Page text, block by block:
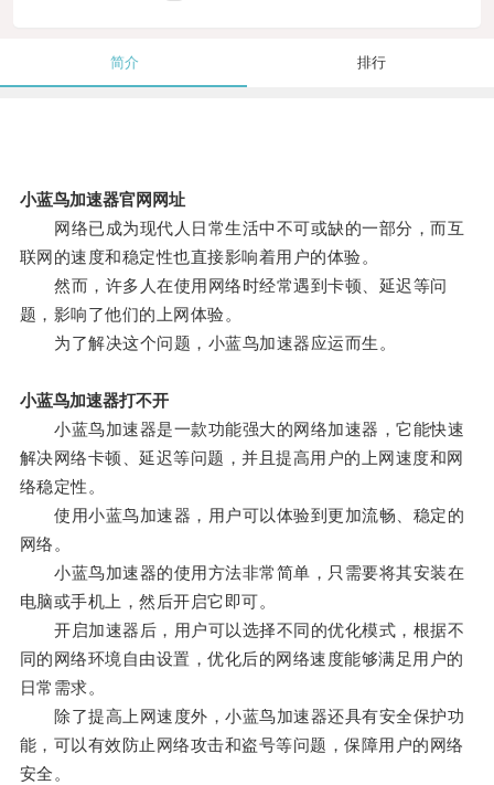
简介 排行
小蓝鸟加速器官网网址
网络已成为现代人日常生活中不可或缺的一部分，而互
联网的速度和稳定性也直接影响着用户的体验。
然而，许多人在使用网络时经常遇到卡顿、延迟等问
题，影响了他们的上网体验。
为了解决这个问题，小蓝鸟加速器应运而生。
小蓝鸟加速器打不开
小蓝鸟加速器是一款功能强大的网络加速器，它能快速
解决网络卡顿、延迟等问题，并且提高用户的上网速度和网
络稳定性。
使用小蓝鸟加速器，用户可以体验到更加流畅、稳定的
网络。
小蓝鸟加速器的使用方法非常简单，只需要将其安装在
电脑或手机上，然后开启它即可。
开启加速器后，用户可以选择不同的优化模式，根据不
同的网络环境自由设置，优化后的网络速度能够满足用户的
日常需求。
除了提高上网速度外，小蓝鸟加速器还具有安全保护功
能，可以有效防止网络攻击和盗号等问题，保障用户的网络
安全。